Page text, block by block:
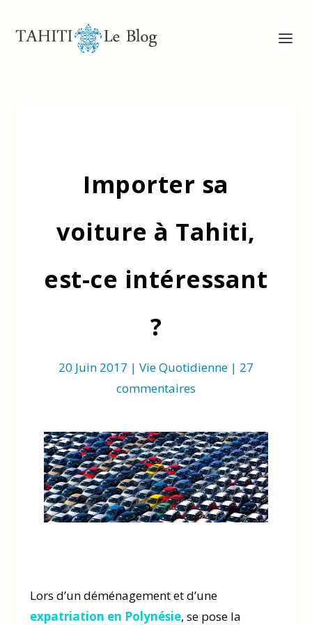
Importer sa
voiture à Tahiti,
est-ce intéressant
?
20 Juin 2017 | Vie Quotidienne| 27
commentaires
Lors d’un déménagement et d’une
expatriation en Polynésie, se pose la